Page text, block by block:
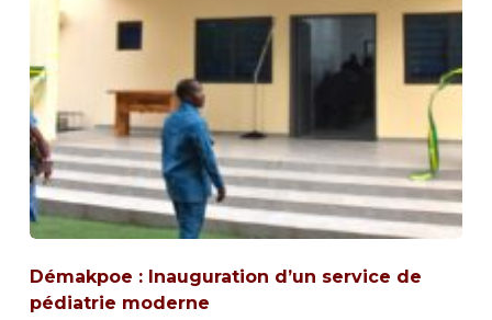
Démakpoe : Inauguration d’un service de
pédiatrie moderne